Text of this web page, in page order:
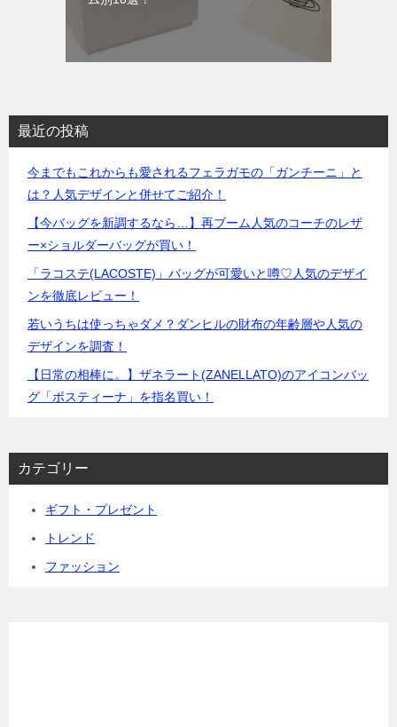
最近の投稿
今までもこれからも愛されるフェラガモの「ガンチーニ」と
は？人気デザインと併せてご紹介！
【今バッグを新調するなら…】再ブーム人気のコーチのレザ
ー×ショルダーバッグが買い！
「ラコステ(LACOSTE)」バッグが可愛いと噂♡人気のデザイ
ンを徹底レビュー！
若いうちは使っちゃダメ？ダンヒルの財布の年齢層や人気の
デザインを調査！
【日常の相棒に。】ザネラート(ZANELLATO)のアイコンバッ
グ「ポスティーナ」を指名買い！
カテゴリー
ギフト・プレゼント
トレンド
ファッション